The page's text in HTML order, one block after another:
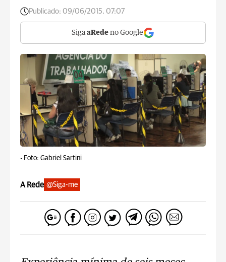
Publicado: 09/06/2015, 07:07
Siga aRede no Google
- Foto: Gabriel Sartini
A Rede @Siga-me